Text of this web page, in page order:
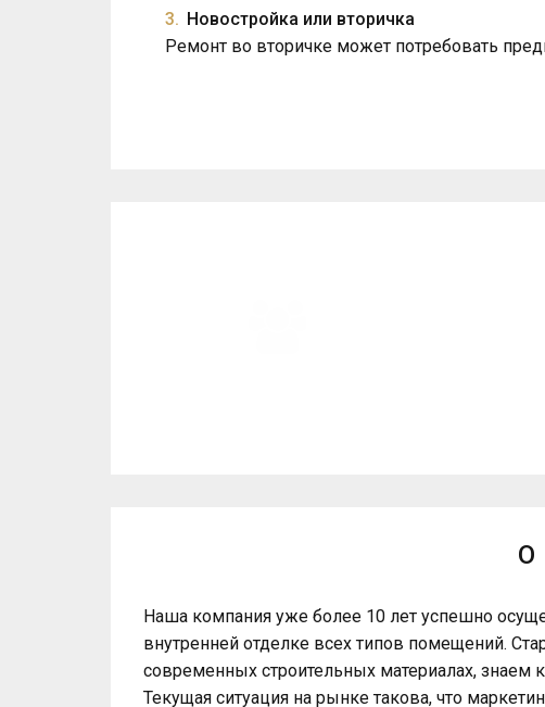
Новостройка или вторичка
Ремонт во вторичке может потребовать
О
Наша компания уже более 10 лет успешно
внутренней отделке всех типов помещений.
современных строительных материалах,
Текущая ситуация на рынке такова, что